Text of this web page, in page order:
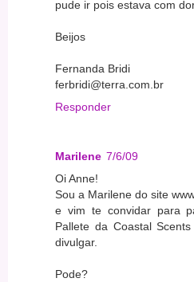
pude ir pois estava com
Beijos
Fernanda Bridi
ferbridi@terra.com.br
Responder
Marilene 7/6/09
Oi Anne!
Sou a Marilene do site
e vim te convidar para
Pallete da Coastal
divulgar.
Pode?